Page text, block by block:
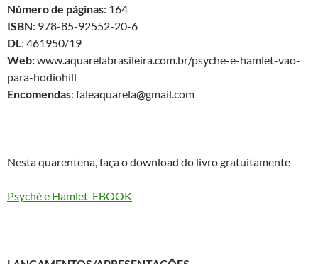
Número de páginas: 164
ISBN: 978-85-92552-20-6
DL: 461950/19
Web:www.aquarelabrasileira.com.br/psyche-e-hamlet-vao-
para-hodiohill
Encomendas: faleaquarela@gmail.com
Nesta quarentena, faça o download do livro gratuitamente
Psyché e Hamlet_EBOOK